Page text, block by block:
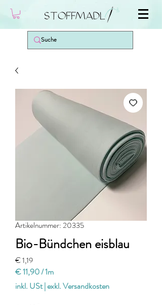
Artikelnummer: 20335
Bio-Bündchen eisblau
€ 1,19Preis
€ 11,90/1m
€ 11,90
pro
1
inkl. USt|exkl. Versandkosten